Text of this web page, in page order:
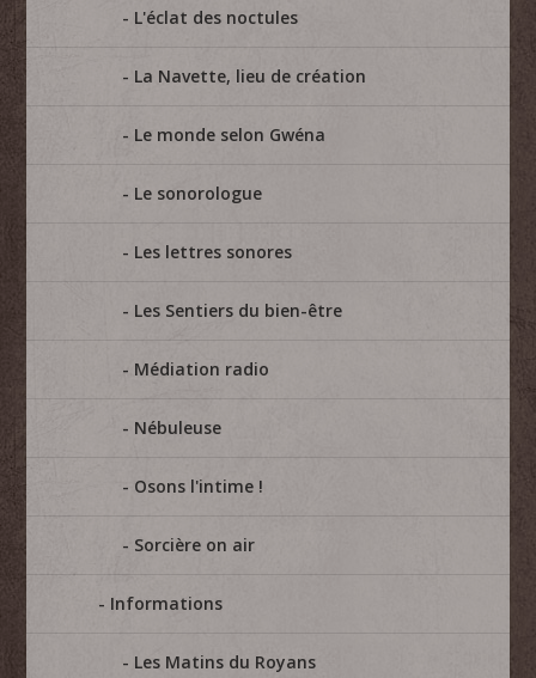
L'éclat des noctules
La Navette, lieu de création
Le monde selon Gwéna
Le sonorologue
Les lettres sonores
Les Sentiers du bien-être
Médiation radio
Nébuleuse
Osons l'intime !
Sorcière on air
Informations
Les Matins du Royans